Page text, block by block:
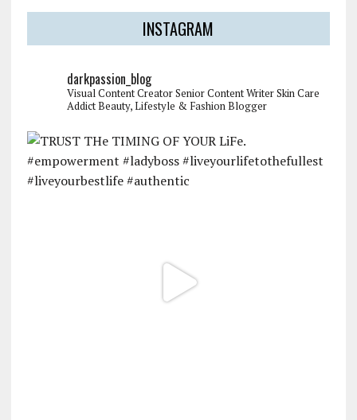
INSTAGRAM
darkpassion_blog
Visual Content CreatorSenior Content WriterSkin Care
AddictBeauty, Lifestyle & Fashion Blogger